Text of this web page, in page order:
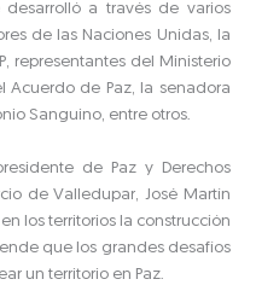
a través de varios
de las Naciones Unidas, la
representantes del Ministerio
Acuerdo de Paz, la senadora
Sanguino, entre otros.
de Paz y Derechos
de Valledupar, José Martín
los territorios la construcción
que los grandes desafíos
un territorio en Paz.